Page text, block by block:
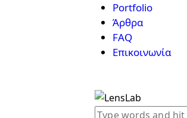
Portfolio
Άρθρα
FAQ
Επικοινωνία